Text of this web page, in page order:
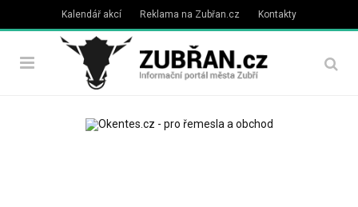
Kalendář akcí Reklama na Zubřan.cz Kontakty